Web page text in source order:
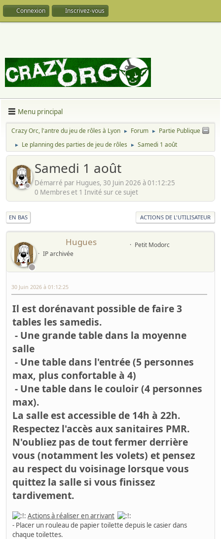
Connexion Inscrivez-vous
Menu principal
Crazy Orc, l'antre du jeu de rôles à Lyon ► Forum ► Partie Publique
► Le planning des parties de jeu de rôles ► Samedi 1 août
Samedi 1 août
Démarré par Hugues, 30 Juin 2026 à 01:12:25
0 Membres et 1 Invité sur ce sujet
EN BAS ACTIONS DE L'UTILISATEUR
Hugues
Petit Modorc
IP archivée
30 Juin 2026 à 01:12:25
Il est dorénavant possible de faire 3
tables les samedis.
- Une grande table dans la moyenne
salle
- Une table dans l'entrée (5 personnes
max, plus confortable à 4)
- Une table dans le couloir (4 personnes
max).
La salle est accessible de 14h à 22h.
Respectez l'accès aux sanitaires PMR.
N'oubliez pas de tout fermer derrière
vous (notamment les volets) et pensez
au respect du voisinage lorsque vous
quittez la salle si vous finissez
tardivement.
Actions à réaliser en arrivant
- Placer un rouleau de papier toilette depuis le casier dans
chaque toilettes.